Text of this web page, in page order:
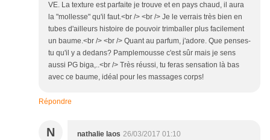
VE. La texture est parfaite je trouve et en pays chaud, il aura
la "mollesse" qu'il faut.<br /> <br /> Je le verrais très bien en
tubes d'ailleurs histoire de pouvoir trimballer plus facilement
un baume.<br /> <br /> Quant au parfum, j'adore. Que penses-
tu qu'il y a dedans? Pamplemousse c'est sûr mais je sens
aussi PG biga,..<br /> Très réussi, tu feras sensation là bas
avec ce baume, idéal pour les massages corps!
Répondre
N nathalie laos 26/03/2017 01:10